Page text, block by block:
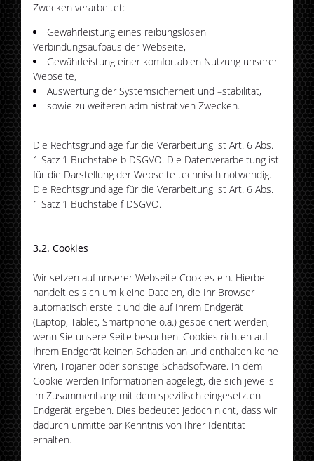
Zwecken verarbeitet:
Gewährleistung eines reibungslosen
Verbindungsaufbaus der Webseite,
Gewährleistung einer komfortablen Nutzung unserer
Webseite,
Auswertung der Systemsicherheit und –stabilität,
sowie zu weiteren administrativen Zwecken.
Die Rechtsgrundlage für die Verarbeitung ist Art. 6 Abs.
1 Satz 1 Buchstabe b DSGVO. Die Datenverarbeitung ist
für die Darstellung der Webseite technisch notwendig.
Die Rechtsgrundlage für die Verarbeitung ist Art. 6 Abs.
1 Satz 1 Buchstabe f DSGVO.
3.2. Cookies
Wir setzen auf unserer Webseite Cookies ein. Hierbei
handelt es sich um kleine Dateien, die Ihr Browser
automatisch erstellt und die auf Ihrem Endgerät
(Laptop, Tablet, Smartphone o.ä.) gespeichert werden,
wenn Sie unsere Seite besuchen. Cookies richten auf
Ihrem Endgerät keinen Schaden an und enthalten keine
Viren, Trojaner oder sonstige Schadsoftware. In dem
Cookie werden Informationen abgelegt, die sich jeweils
im Zusammenhang mit dem spezifisch eingesetzten
Endgerät ergeben. Dies bedeutet jedoch nicht, dass wir
dadurch unmittelbar Kenntnis von Ihrer Identität
erhalten.